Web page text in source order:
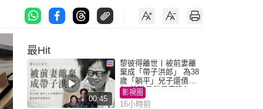
最Hit
00:45
黎彼得離世丨被前妻離
棄成「帶子洪郎」 為38
歲「躺平」兒子還債多
年 曾盼尋伴侶度晚年
影視圈
16小時前